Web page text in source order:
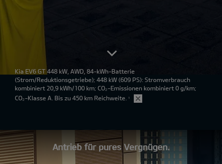
Kia EV6 GT 448 kW, AWD, 84-kWh-Batterie
(Strom/Reduktionsgetriebe); 448 kW (609 PS): Stromverbrauch
kombiniert 20,9 kWh/100 km; CO₂-Emissionen kombiniert 0 g/km;
CO₂-Klasse A. Bis zu 450 km Reichweite. ¹
Antrieb für pures Vergnügen.